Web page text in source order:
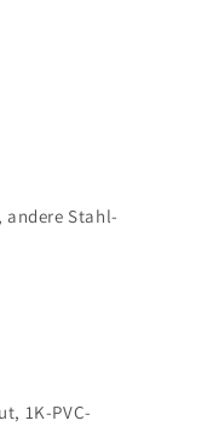
andere Stahl-
1K-PVC-